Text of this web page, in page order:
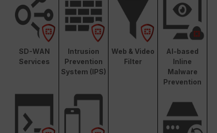
SD-WAN
Services
Intrusion
Prevention
System (IPS)
Web & Video
Filter
AI-based
Inline
Malware
Prevention